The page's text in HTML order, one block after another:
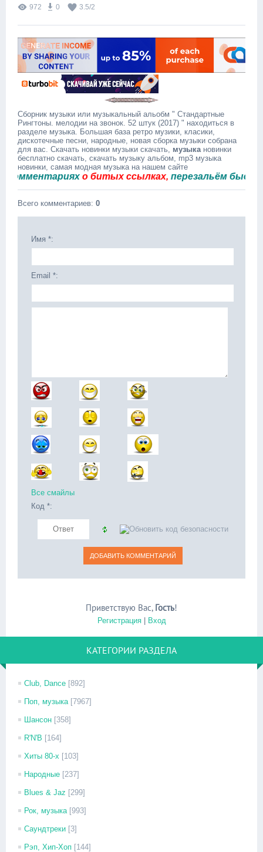
972
0 3.5/2
Сборник музыки или музыкальный альобм " Стандартные
Рингтоны. мелодии на звонок. 52 штук (2017) " находиться в
разделе музыка. Большая база ретро музики, класики,
дискотечные песни, народные, новая сборка музыки собрана
для вас. Скачать новинки музыки скачать, музыкановинки
бесплатно скачать, скачать музыку альбом, mp3 музыка
новинки, самая модная музыка на нашем сайте
о битых ссылках,перезальём быстро.
Всего комментариев: 0
Имя *:
Email *:
Все смайлы
Код *:
Приветствую Вас, Гость!
Регистрация| Вход
КАТЕГОРИИ РАЗДЕЛА
Club, Dance [892]
Поп, музыка [7967]
Шансон [358]
R'N'B [164]
Хиты 80-х [103]
Народные [237]
Blues & Jaz [299]
Рок, музыка [993]
Саундтреки [3]
Рэп, Хип-Хоп [144]